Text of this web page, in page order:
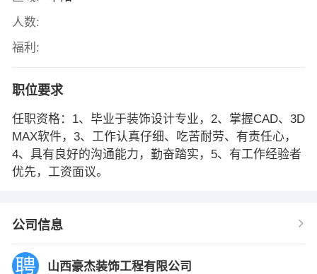
人数:
福利:
职位要求
任职资格：1、毕业于装饰设计专业，2、掌握CAD、3D
MAX软件，3、工作认真仔细、吃苦耐劳、有责任心，
4、具有良好的沟通能力，勤奋踏实，5、有工作经验者
优先，工资面议。
公司信息
山西豪杰装饰工程有限公司